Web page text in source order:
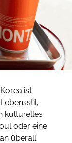
ist
kulturelles
oder eine
überall